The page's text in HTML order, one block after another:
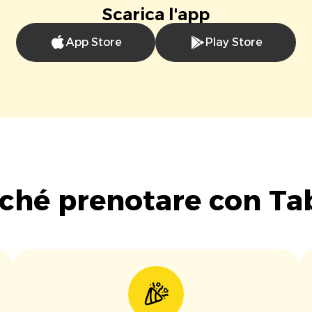
Scarica l'app
App Store Play Store
prenotare con